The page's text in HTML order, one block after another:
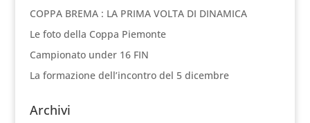
COPPA BREMA : LA PRIMA VOLTA DI DINAMICA
Le foto della Coppa Piemonte
Campionato under 16 FIN
La formazione dell’incontro del 5 dicembre
Archivi